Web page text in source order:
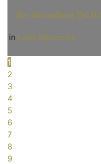
Die Abstrafung Teil 02
in Lady Mercedes
1
2
3
4
5
6
7
8
9